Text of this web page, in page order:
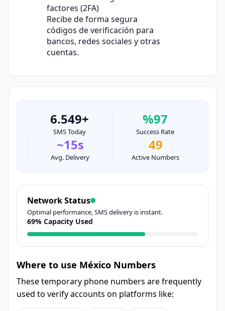
factores (2FA)
Recibe de forma segura
códigos de verificación para
bancos, redes sociales y otras
cuentas.
6.549+
SMS Today
%97
Success Rate
~15s
Avg. Delivery
49
Active Numbers
Network Status
Optimal performance, SMS delivery is instant.
69% Capacity Used
Where to use México Numbers
These temporary phone numbers are frequently
used to verify accounts on platforms like: